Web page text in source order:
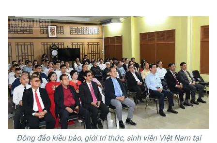
Đông đảo kiều bào, giới trí thức, sinh viên Việt Nam tại